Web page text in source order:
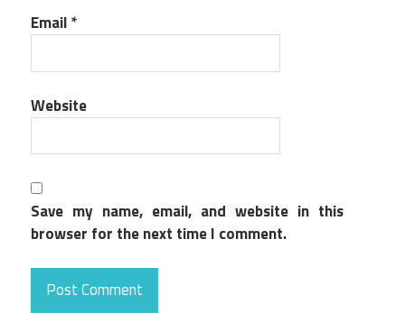
Email*
Website
Save my name, email, and website in this
browser for the next time I comment.